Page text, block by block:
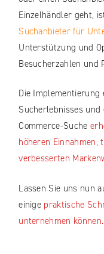
Einzelhändler geht,
Suchanbieter für
Unterstützung und
Besucherzahlen und
Die Implementierung
Sucherlebnisses
Commerce-Suche
höheren Einnahmen,
verbesserten
Lassen Sie uns nun
einige praktische
unternehmen können.